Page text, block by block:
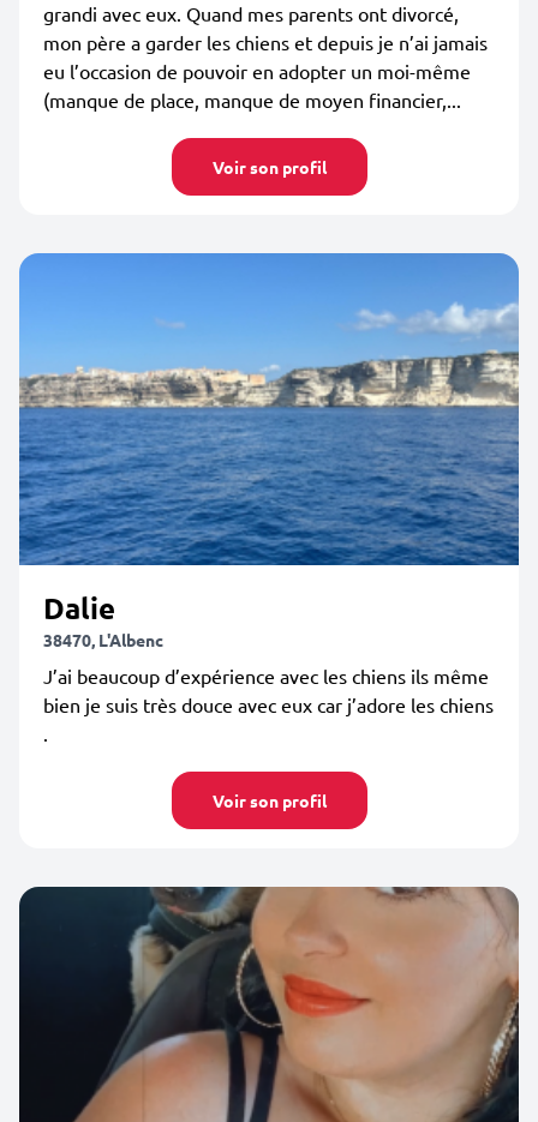
grandi avec eux. Quand mes parents ont divorcé,
mon père a garder les chiens et depuis je n’ai jamais
eu l’occasion de pouvoir en adopter un moi-même
(manque de place, manque de moyen financier,...
Voir son profil
Dalie
38470, L'Albenc
J’ai beaucoup d’expérience avec les chiens ils même
bien je suis très douce avec eux car j’adore les chiens
.
Voir son profil